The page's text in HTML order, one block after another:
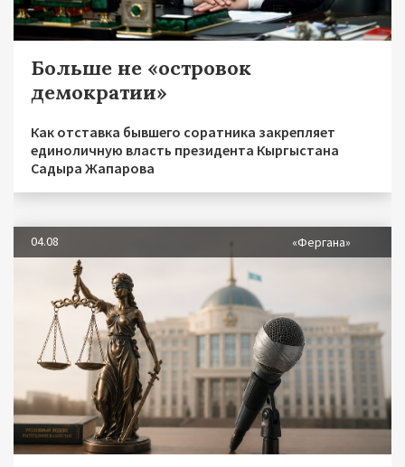
Больше не «островок
демократии»
Как отставка бывшего соратника закрепляет
единоличную власть президента Кыргыстана
Садыра Жапарова
04.08 «Фергана»